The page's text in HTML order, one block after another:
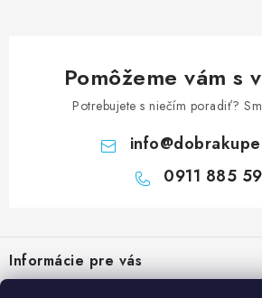
Pomôžeme vám s
Potrebujete s niečím poradiť?
info@
0911 885
pInformácie pre vás